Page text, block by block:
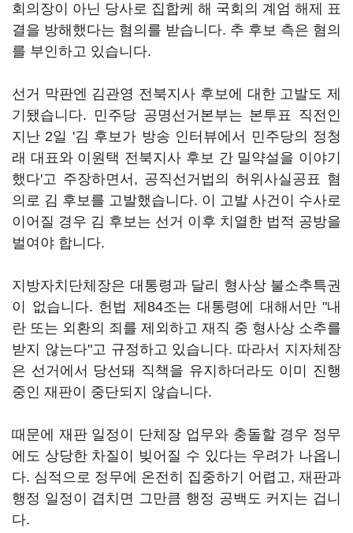
회의장이 아닌 당사로 집합케 해 국회의 계엄 해제 표
결을 방해했다는 혐의를 받습니다. 추 후보 측은 혐의
를 부인하고 있습니다.
선거 막판엔 김관영 전북지사 후보에 대한 고발도 제
기됐습니다. 민주당 공명선거본부는 본투표 직전인
지난 2일 '김 후보가 방송 인터뷰에서 민주당의 정청
래 대표와 이원택 전북지사 후보 간 밀약설을 이야기
했다'고 주장하면서, 공직선거법의 허위사실공표 혐
의로 김 후보를 고발했습니다. 이 고발 사건이 수사로
이어질 경우 김 후보는 선거 이후 치열한 법적 공방을
벌여야 합니다.
지방자치단체장은 대통령과 달리 형사상 불소추특권
이 없습니다. 헌법 제84조는 대통령에 대해서만 "내
란 또는 외환의 죄를 제외하고 재직 중 형사상 소추를
받지 않는다"고 규정하고 있습니다. 따라서 지자체장
은 선거에서 당선돼 직책을 유지하더라도 이미 진행
중인 재판이 중단되지 않습니다.
때문에 재판 일정이 단체장 업무와 충돌할 경우 정무
에도 상당한 차질이 빚어질 수 있다는 우려가 나옵니
다. 심적으로 정무에 온전히 집중하기 어렵고, 재판과
행정 일정이 겹치면 그만큼 행정 공백도 커지는 겁니
다.